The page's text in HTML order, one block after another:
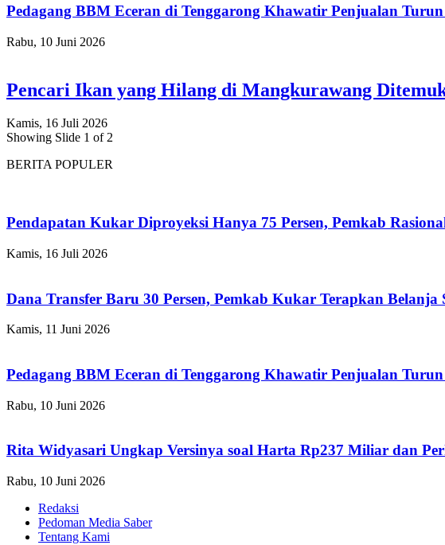
Pedagang BBM Eceran di Tenggarong Khawatir Penjualan
Rabu, 10 Juni 2026
Pencari Ikan yang Hilang di Mangkurawang
Kamis, 16 Juli 2026
Showing Slide 1 of 2
BERITA POPULER
Pendapatan Kukar Diproyeksi Hanya 75 Persen, Pemkab
Kamis, 16 Juli 2026
Dana Transfer Baru 30 Persen, Pemkab Kukar Terapkan Belanja
Kamis, 11 Juni 2026
Pedagang BBM Eceran di Tenggarong Khawatir Penjualan
Rabu, 10 Juni 2026
Rita Widyasari Ungkap Versinya soal Harta Rp237 Miliar dan
Rabu, 10 Juni 2026
Redaksi
Pedoman Media Saber
Tentang Kami